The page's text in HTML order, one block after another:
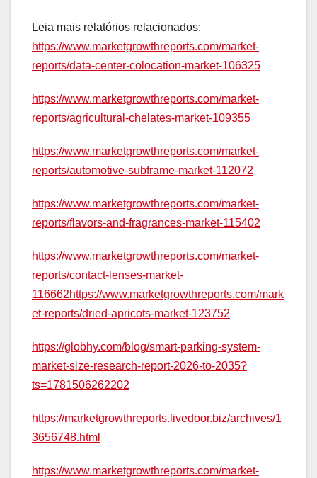
Leia mais relatórios relacionados:
https://www.marketgrowthreports.com/market-
reports/data-center-colocation-market-106325
https://www.marketgrowthreports.com/market-
reports/agricultural-chelates-market-109355
https://www.marketgrowthreports.com/market-
reports/automotive-subframe-market-112072
https://www.marketgrowthreports.com/market-
reports/flavors-and-fragrances-market-115402
https://www.marketgrowthreports.com/market-
reports/contact-lenses-market-
116662https://www.marketgrowthreports.com/mark
et-reports/dried-apricots-market-123752
https://globhy.com/blog/smart-parking-system-
market-size-research-report-2026-to-2035?
ts=1781506262202
https://marketgrowthreports.livedoor.biz/archives/1
3656748.html
https://www.marketgrowthreports.com/market-